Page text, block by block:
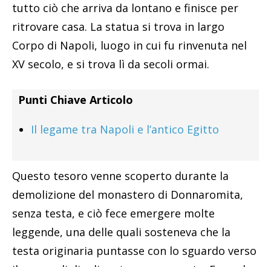
tutto ciò che arriva da lontano e finisce per
ritrovare casa. La statua si trova in largo
Corpo di Napoli, luogo in cui fu rinvenuta nel
XV secolo, e si trova lì da secoli ormai.
Punti Chiave Articolo
Il legame tra Napoli e l’antico Egitto
Questo tesoro venne scoperto durante la
demolizione del monastero di Donnaromita,
senza testa, e ciò fece emergere molte
leggende, una delle quali sosteneva che la
testa originaria puntasse con lo sguardo verso